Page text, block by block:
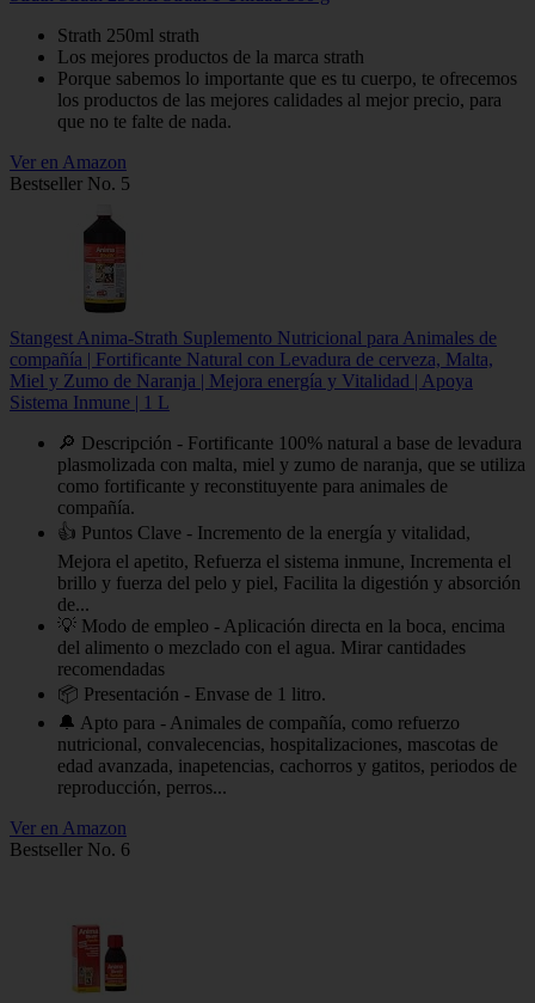
Strath 250ml strath
Los mejores productos de la marca strath
Porque sabemos lo importante que es tu cuerpo, te ofrecemos
los productos de las mejores calidades al mejor precio, para
que no te falte de nada.
Ver en Amazon
Bestseller No. 5
Stangest Anima-Strath Suplemento Nutricional para Animales de
compañía | Fortificante Natural con Levadura de cerveza, Malta,
Miel y Zumo de Naranja | Mejora energía y Vitalidad | Apoya
Sistema Inmune | 1 L
🔎 Descripción - Fortificante 100% natural a base de levadura
plasmolizada con malta, miel y zumo de naranja, que se utiliza
como fortificante y reconstituyente para animales de
compañía.
👍 Puntos Clave - Incremento de la energía y vitalidad,
Mejora el apetito, Refuerza el sistema inmune, Incrementa el
brillo y fuerza del pelo y piel, Facilita la digestión y absorción
de...
💡 Modo de empleo - Aplicación directa en la boca, encima
del alimento o mezclado con el agua. Mirar cantidades
recomendadas
📦 Presentación - Envase de 1 litro.
🔔 Apto para - Animales de compañía, como refuerzo
nutricional, convalecencias, hospitalizaciones, mascotas de
edad avanzada, inapetencias, cachorros y gatitos, periodos de
reproducción, perros...
Ver en Amazon
Bestseller No. 6